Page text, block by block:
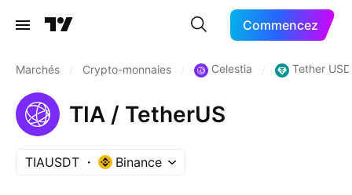
Commencez
Marchés Crypto-monnaies Celestia Tether
TIA / TetherUS
TIAUSDT Binance